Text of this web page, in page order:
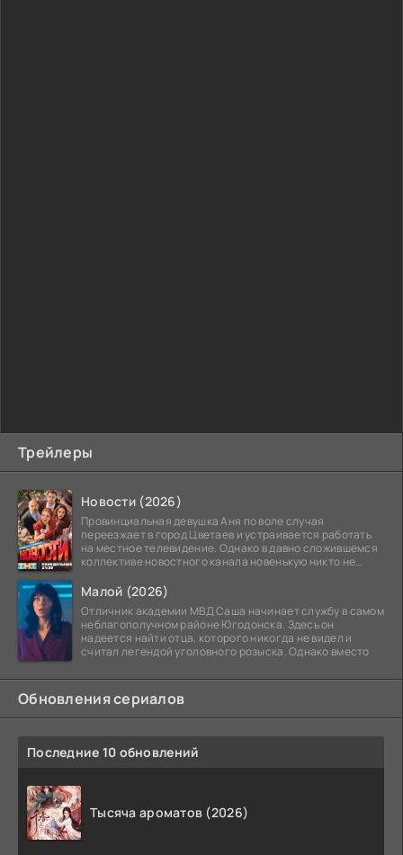
Трейлеры
Новости (2026)
Провинциальная девушка Аня по воле случая
переезжает в город Цветаев и устраивается работать
на местное телевидение. Однако в давно сложившемся
коллективе новостного канала новенькую никто не
Малой (2026)
Отличник академии МВД Саша начинает службу в самом
неблагополучном районе Югодонска. Здесь он
надеется найти отца, которого никогда не видел и
считал легендой уголовного розыска. Однако вместо
Обновления сериалов
Последние 10 обновлений
Тысяча ароматов (2026)